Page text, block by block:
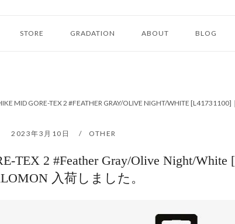
STORE GRADATION ABOUT BLOG
MID GORE-TEX 2 #FEATHER GRAY/OLIVE NIGHT/WHITE
2023年3月10日 OTHER
TEX 2 #Feather Gray/Olive Night/White
入荷しました。